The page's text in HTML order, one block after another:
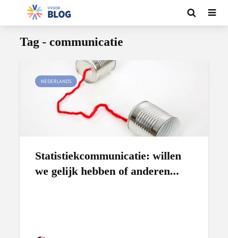
Tag - communicatie
NEDERLANDS
Statistiekcommunicatie: willen
we gelijk hebben of anderen...